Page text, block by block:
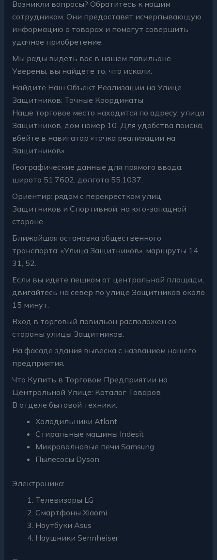
Возникли вопросы? Обратитесь к нашим
сотрудникам. Они предоставят исчерпывающую
информацию о товарах и помогут совершить
удачное приобретение.
Мы рады видеть вас в нашем павильоне.
Уверены, вы найдете то, что искали.
Найдите Наш Объект Реализации на Улице
Защитников: Точные Координаты
Наше торговое место находится по адресу: улица
Защитников, дом номер 10. Для удобства поиска,
вбейте в навигатор «точка реализации на
Защитников».
Географические данные для прямого ввода:
широта 51.7602, долгота 55.1037.
Ориентир: рядом с перекрестком улиц
Защитников и Спортивной, на юго-западной
стороне.
Ближайшая остановка общественного
транспорта: «Улица Защитников», маршруты 14,
31, 52.
Если вы идете пешком от центральной площади,
двигайтесь на север по улице Защитников около
15 минут.
Вход в торговый павильон расположен со
стороны улицы Защитников.
На фасаде здания вывеска с названием нашего
предприятия.
Что Купить в Торговом Предприятии на
Центральной Улице: Каталог Товаров
В отделе бытовой техники:
Холодильники Atlant
Стиральные машины Indesit
Микроволновые печи Samsung
Пылесосы Dyson
Электроника:
Телевизоры LG
Смартфоны Xiaomi
Ноутбуки Asus
Наушники Sennheiser